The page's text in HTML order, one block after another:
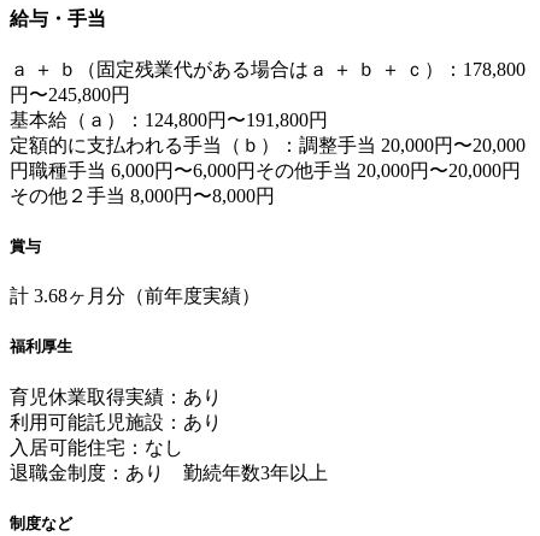
給与・手当
ａ ＋ ｂ（固定残業代がある場合はａ ＋ ｂ ＋ ｃ）：178,800
円〜245,800円
基本給（ａ）：124,800円〜191,800円
定額的に支払われる手当（ｂ）：調整手当 20,000円〜20,000
円職種手当 6,000円〜6,000円その他手当 20,000円〜20,000円
その他２手当 8,000円〜8,000円
賞与
計 3.68ヶ月分（前年度実績）
福利厚生
育児休業取得実績：あり
利用可能託児施設：あり
入居可能住宅：なし
退職金制度：あり 勤続年数3年以上
制度など